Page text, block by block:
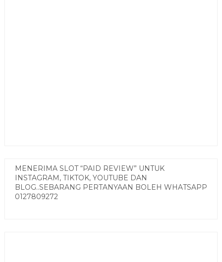
MENERIMA SLOT “PAID REVIEW” UNTUK
INSTAGRAM, TIKTOK, YOUTUBE DAN
BLOG..SEBARANG PERTANYAAN BOLEH WHATSAPP
0127809272